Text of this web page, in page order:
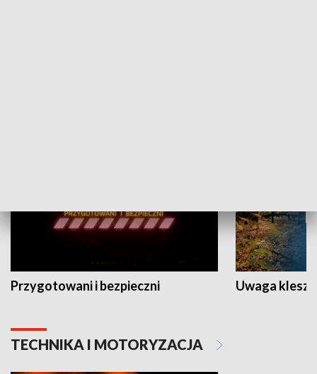
Przygotowani i bezpieczni Uwaga
TECHNIKA I MOTORYZACJA